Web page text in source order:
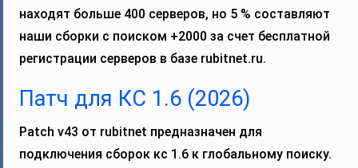
находят больше 400 серверов, но 5 % составляют
наши сборки с поиском +2000 за счет бесплатной
регистрации серверов в базе rubitnet.ru.
Патч для КС 1.6 (2026)
Patch v43 от rubitnet предназначен для
подключения сборок кс 1.6 к глобальному поиску.